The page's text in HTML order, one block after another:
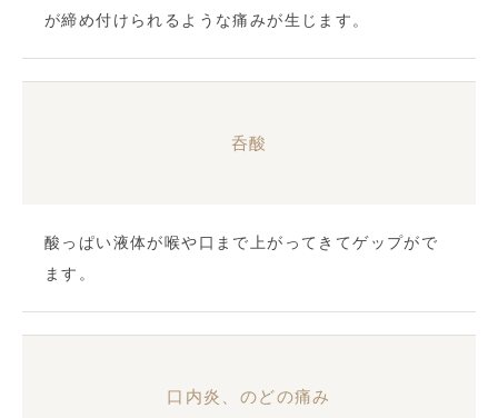
が締め付けられるような痛みが生じます。
呑酸
酸っぱい液体が喉や口まで上がってきてゲップがで
ます。
口内炎、のどの痛み